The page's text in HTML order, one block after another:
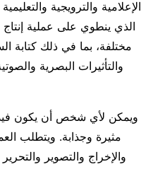
الإعلامية والترويجية
الذي ينطوي على عملية إنتاج
مختلفة، بما في ذلك كتابة
والتأثيرات البصرية
ويمكن لأي شخص أن يكون
مثيرة وجذابة. ويتطلب
والإخراج والتصوير